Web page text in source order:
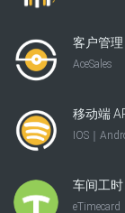
客户管理
AceSales
移动端
IOS｜
车间工
eTimecard